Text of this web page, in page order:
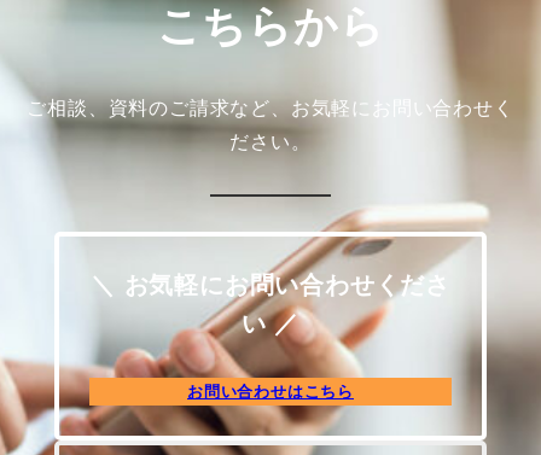
こちらから
ご相談、資料のご請求など、お気軽にお問い合わせく
ださい。
＼ お気軽にお問い合わせくださ
い ／
お問い合わせはこちら